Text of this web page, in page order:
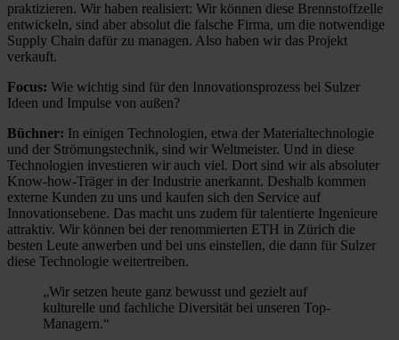
praktizieren. Wir haben realisiert: Wir können diese Brennstoffzelle
entwickeln, sind aber absolut die falsche Firma, um die notwendige
Supply Chain dafür zu managen. Also haben wir das Projekt
verkauft.
Focus: Wie wichtig sind für den Innovationsprozess bei Sulzer
Ideen und Impulse von außen?
Büchner: In einigen Technologien, etwa der Materialtechnologie
und der Strömungstechnik, sind wir Weltmeister. Und in diese
Technologien investieren wir auch viel. Dort sind wir als absoluter
Know-how-Träger in der Industrie anerkannt. Deshalb kommen
externe Kunden zu uns und kaufen sich den Service auf
Innovationsebene. Das macht uns zudem für talentierte Ingenieure
attraktiv. Wir können bei der renommierten ETH in Zürich die
besten Leute anwerben und bei uns einstellen, die dann für Sulzer
diese Technologie weitertreiben.
„Wir setzen heute ganz bewusst und gezielt auf
kulturelle und fachliche Diversität bei unseren Top-
Managern.“